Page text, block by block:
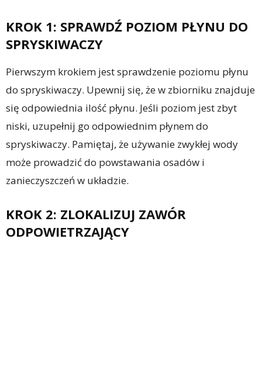
KROK 1: SPRAWDŹ POZIOM PŁYNU DO
SPRYSKIWACZY
Pierwszym krokiem jest sprawdzenie poziomu płynu
do spryskiwaczy. Upewnij się, że w zbiorniku znajduje
się odpowiednia ilość płynu. Jeśli poziom jest zbyt
niski, uzupełnij go odpowiednim płynem do
spryskiwaczy. Pamiętaj, że używanie zwykłej wody
może prowadzić do powstawania osadów i
zanieczyszczeń w układzie.
KROK 2: ZLOKALIZUJ ZAWÓR
ODPOWIETRZAJĄCY